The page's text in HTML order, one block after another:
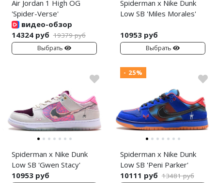
Air Jordan 1 High OG
'Spider-Verse'
видео-обзор
14324 руб 19379 руб
Выбрать
Spiderman x Nike Dunk
Low SB 'Miles Morales'
10953 руб
Выбрать
Spiderman x Nike Dunk
Low SB 'Gwen Stacy'
10953 руб
- 25%
Spiderman x Nike Dunk
Low SB 'Peni Parker'
10111 руб 13481 руб